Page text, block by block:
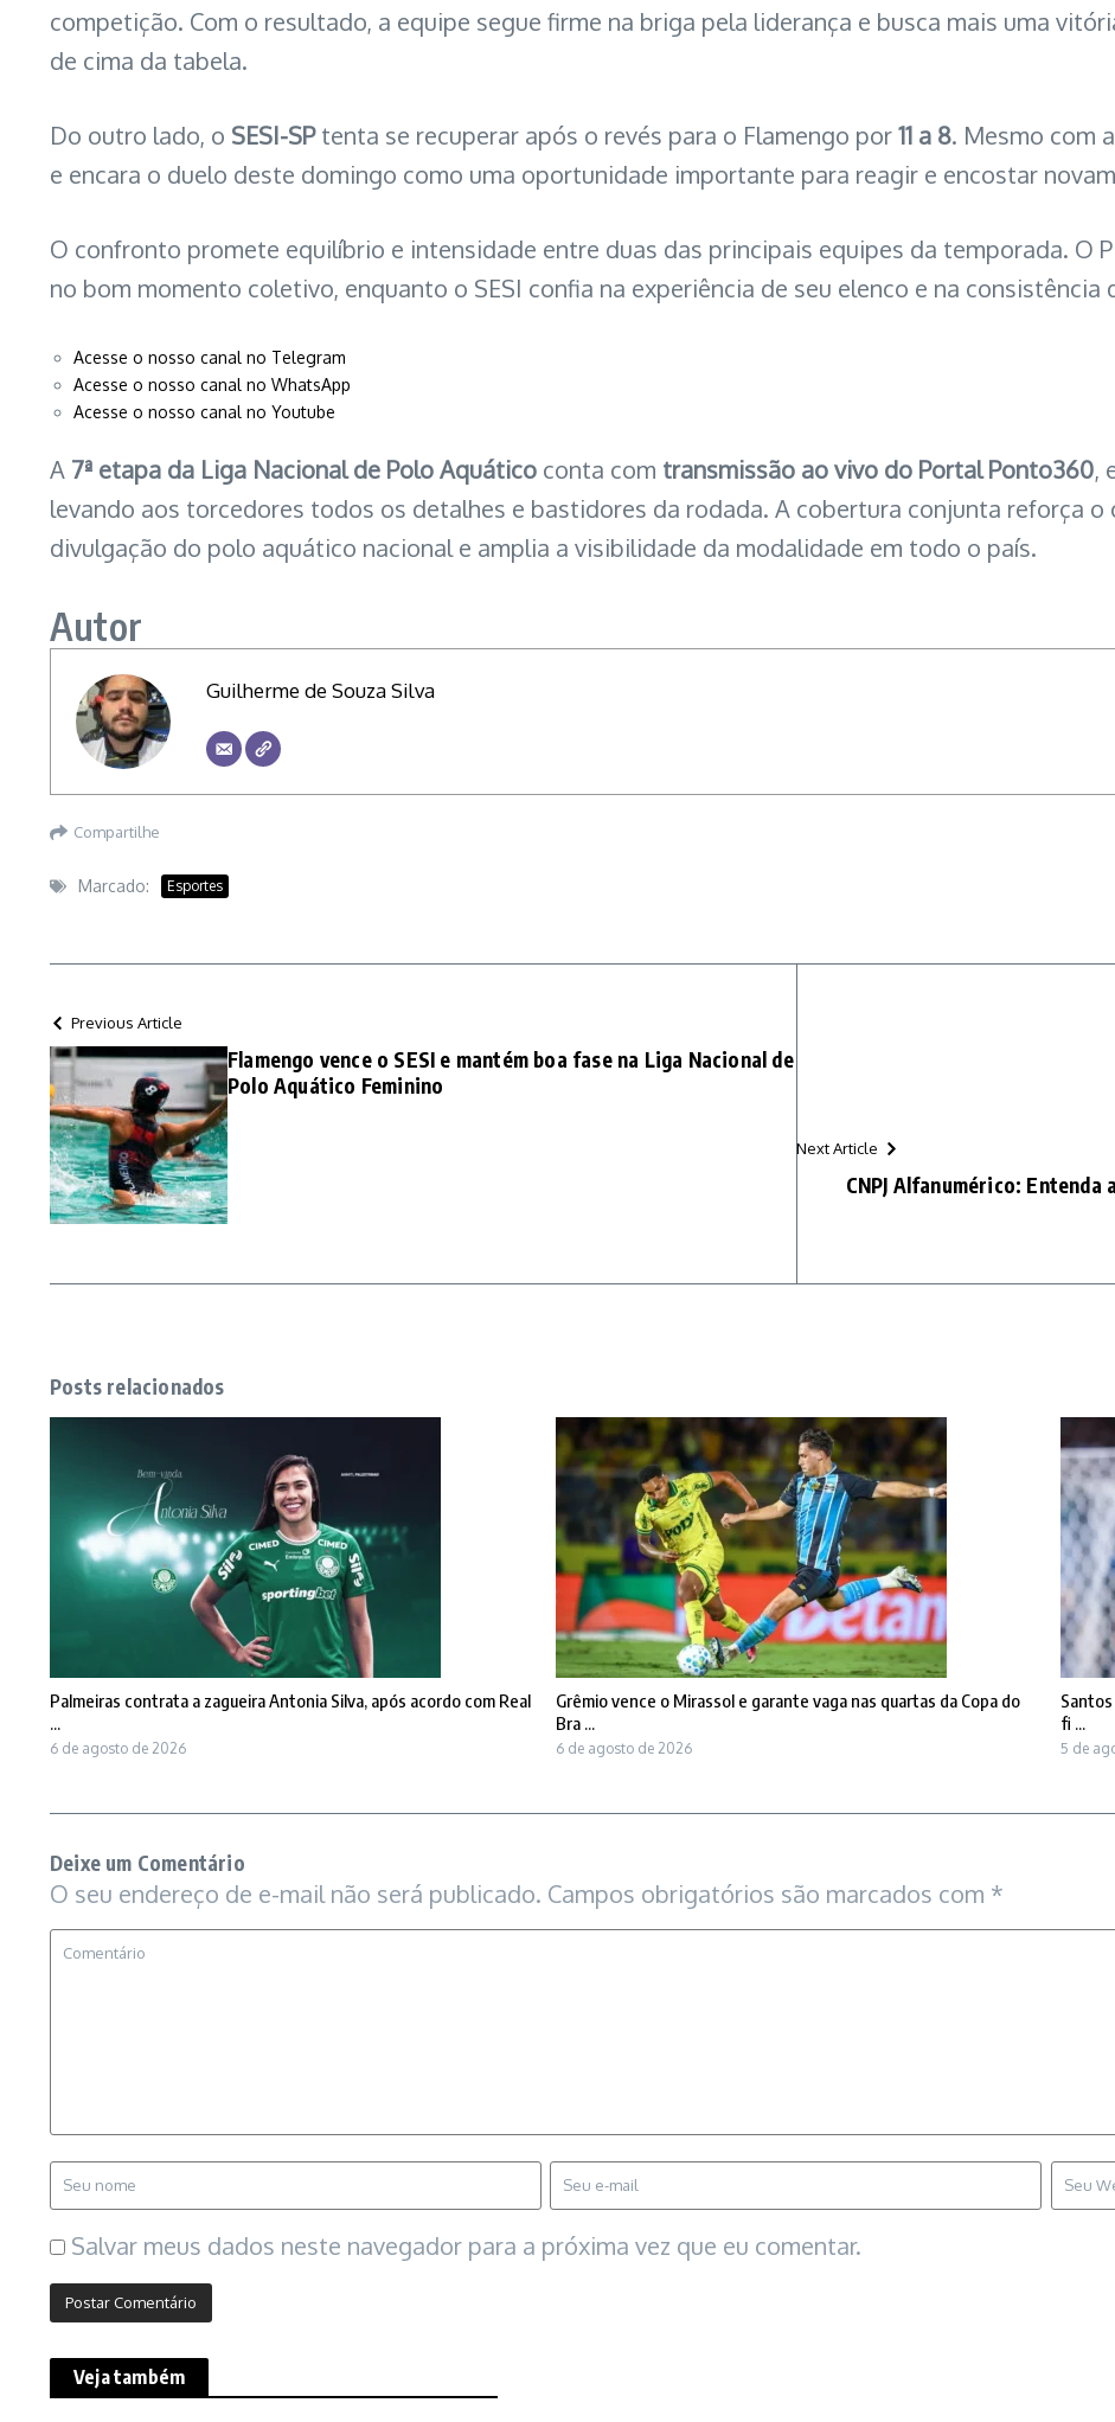
competição. Com o resultado, a equipe segue firme na briga pela liderança e busca mais uma
de cima da tabela.
Do outro lado, o SESI-SPtenta se recuperar após o revés para o Flamengo por11 a 8. Mesmo com
e encara o duelo deste domingo como uma oportunidade importante para reagir e encostar
O confronto promete equilíbrio e intensidade entre duas das principais equipes da temporada. O
no bom momento coletivo, enquanto o SESI confia na experiência de seu elenco e na
Acesse o nosso canal no Telegram
Acesse o nosso canal no WhatsApp
Acesse o nosso canal no Youtube
A 7ª etapa da Liga Nacional de Polo Aquático conta com transmissão ao vivo do Portal Ponto360,
levando aos torcedores todos os detalhes e bastidores da rodada. A cobertura conjunta reforça o
divulgação do polo aquático nacional e amplia a visibilidade da modalidade em todo o país.
Autor
Guilherme de Souza Silva
Compartilhe
Marcado: Esportes
Previous Article
Flamengo vence o SESI e mantém boa fase na Liga Nacional de
Polo Aquático Feminino
Next Article
CNPJ Alfanumérico: Entenda
Posts relacionados
Palmeiras contrata a zagueira Antonia Silva, após acordo com Real
...
6 de agosto de 2026
Grêmio vence o Mirassol e garante vaga nas quartas da Copa do
Bra ...
6 de agosto de 2026
fi ...
5 de
Deixe um Comentário
O seu endereço de e-mail não será publicado. Campos obrigatórios são marcados com *
Salvar meus dados neste navegador para a próxima vez que eu comentar.
Veja também